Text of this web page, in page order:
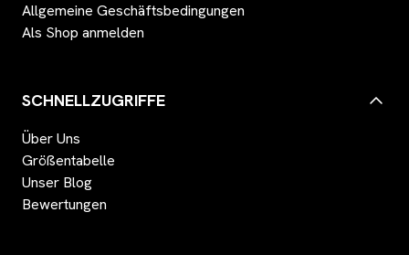
Allgemeine Geschäftsbedingungen
Als Shop anmelden
SCHNELLZUGRIFFE
Über Uns
Größentabelle
Unser Blog
Bewertungen